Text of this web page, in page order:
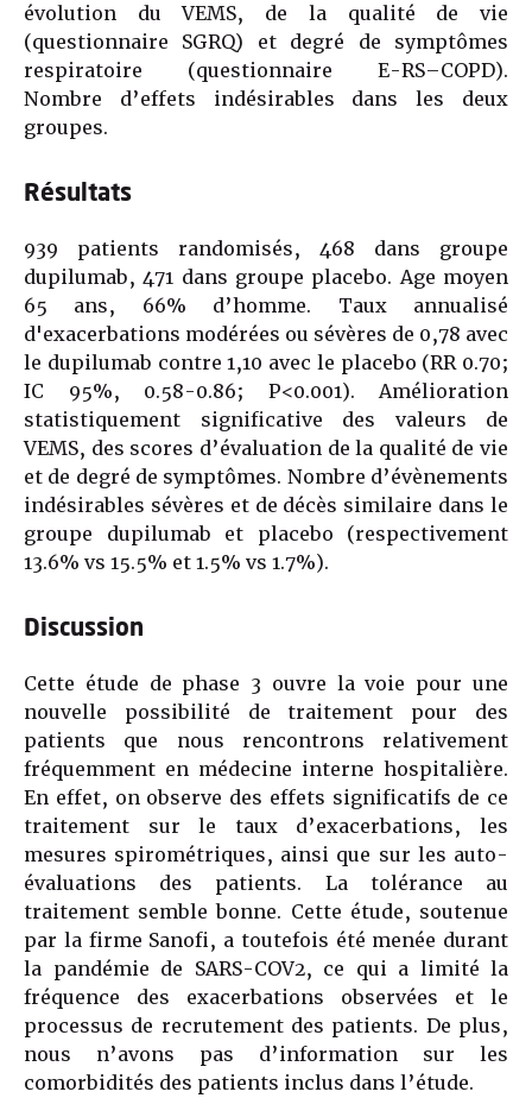
évolution du VEMS, de la qualité de vie
(questionnaire SGRQ) et degré de symptômes
respiratoire (questionnaire E-RS–COPD).
Nombre d’effets indésirables dans les deux
groupes.
Résultats
939 patients randomisés, 468 dans groupe
dupilumab, 471 dans groupe placebo. Age moyen
65 ans, 66% d’homme. Taux annualisé
d'exacerbations modérées ou sévères de 0,78 avec
le dupilumab contre 1,10 avec le placebo (RR 0.70;
IC 95%, 0.58-0.86; P<0.001). Amélioration
statistiquement significative des valeurs de
VEMS, des scores d’évaluation de la qualité de vie
et de degré de symptômes. Nombre d’évènements
indésirables sévères et de décès similaire dans le
groupe dupilumab et placebo (respectivement
13.6% vs 15.5% et 1.5% vs 1.7%).
Discussion
Cette étude de phase 3 ouvre la voie pour une
nouvelle possibilité de traitement pour des
patients que nous rencontrons relativement
fréquemment en médecine interne hospitalière.
En effet, on observe des effets significatifs de ce
traitement sur le taux d’exacerbations, les
mesures spirométriques, ainsi que sur les auto-
évaluations des patients. La tolérance au
traitement semble bonne. Cette étude, soutenue
par la firme Sanofi, a toutefois été menée durant
la pandémie de SARS-COV2, ce qui a limité la
fréquence des exacerbations observées et le
processus de recrutement des patients. De plus,
nous n’avons pas d’information sur les
comorbidités des patients inclus dans l’étude.